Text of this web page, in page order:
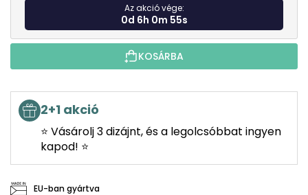
Az akció vége:
0d 6h 0m 54s
KOSÁRBA
2+1 akció
⭐ Vásárolj 3 dizájnt, és a legolcsóbbat ingyen
kapod! ⭐
EU-ban gyártva